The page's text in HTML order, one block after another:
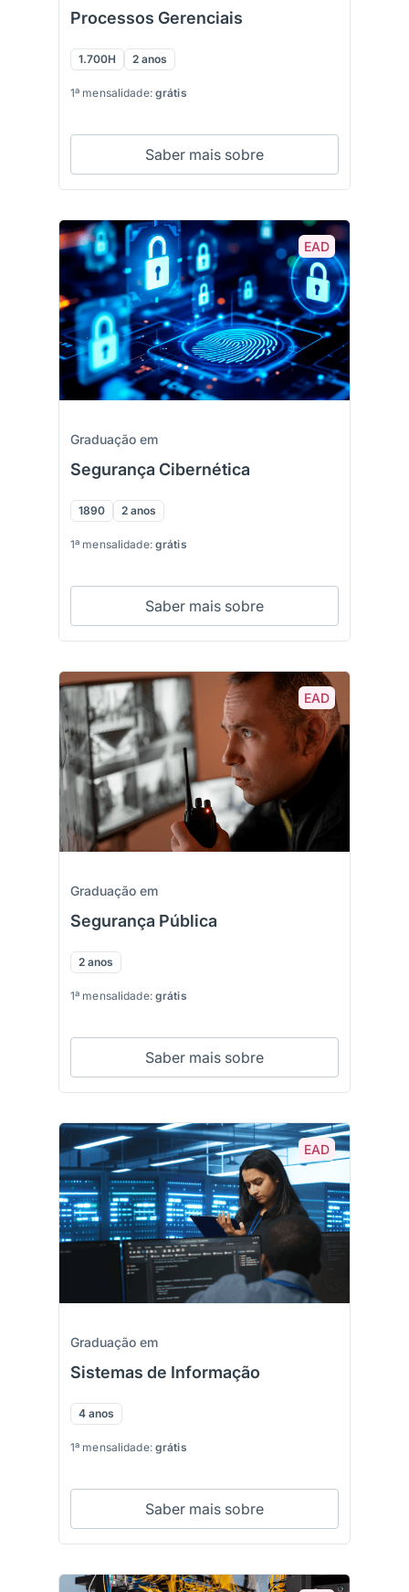
Processos Gerenciais
1.700H 2 anos
1ª mensalidade: grátis
Saber mais sobre
EAD
Graduação em
Segurança Cibernética
1890 2 anos
1ª mensalidade: grátis
Saber mais sobre
EAD
Graduação em
Segurança Pública
2 anos
1ª mensalidade: grátis
Saber mais sobre
EAD
Graduação em
Sistemas de Informação
4 anos
1ª mensalidade: grátis
Saber mais sobre